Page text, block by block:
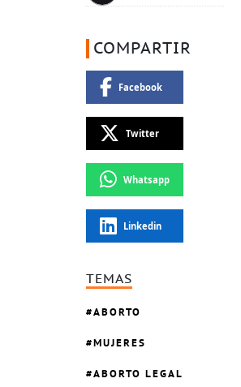
COMPARTIR
Facebook
Twitter
Whatsapp
Linkedin
TEMAS
ABORTO
MUJERES
ABORTO LEGAL